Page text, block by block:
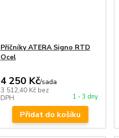
Příčníky ATERA Signo RTD
Ocel
4 250 Kč/sada
3 512,40 Kč bez
DPH
1 - 3 dny
Přidat do košíku